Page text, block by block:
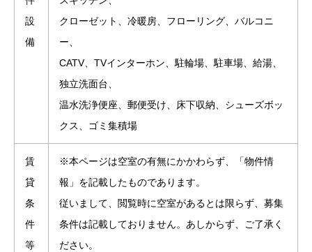
設
備
クローゼット、冷暖房、フローリング、バルコニ
ー、
CATV、TVインターホン、駐輪場、駐車場、給湯、
独立洗面台、
温水洗浄便座、郵便受け、床下収納、シューズボッ
クス、ゴミ集積場
賃
貸
条
件
等
※本ページは空室の有無にかかわらず、「物件情
報」を記載したものであります。
従いまして、閲覧時に空室があるとは限らず、募集
条件は記載しておりません。あしからず、ご了承く
ださい。